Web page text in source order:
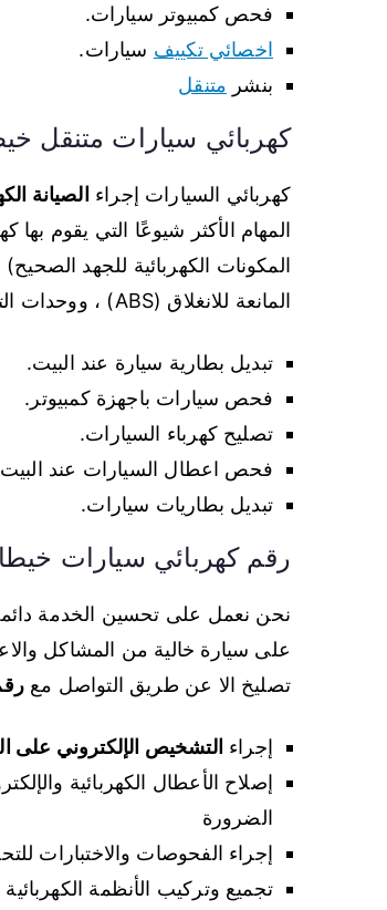
فحص كمبيوتر سيارات.
اخصائي تكييف سيارات.
بنشر متنقل
كهربائي سيارات متنقل
كهربائي السيارات إجراء الصيانة
المهام الأكثر شيوعًا التي يقوم بها
المكونات الكهربائية للجهد
المانعة للانغلاق (ABS) ، ووحدات التحكم في المحرك والدوائر ، وعلى المكونات المحوسبة الأخرى.
تبديل بطارية سيارة عند البيت.
فحص سيارات باجهزة كمبيوتر.
تصليح كهرباء السيارات.
فحص اعطال السيارات عند
تبديل بطاريات سيارات.
رقم كهربائي سيارات
نحن نعمل على تحسين الخدمة
على سيارة خالية من المشاكل
تصليخ الا عن طريق التواصل مع
إجراء التشخيص الإلكتروني على
إصلاح الأعطال الكهربائية
الضرورة
إجراء الفحوصات والاختبارات
تجميع وتركيب الأنظمة الكهربائية